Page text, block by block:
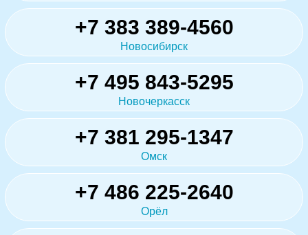
+7 383 389-4560
Новосибирск
+7 495 843-5295
Новочеркасск
+7 381 295-1347
Омск
+7 486 225-2640
Орёл